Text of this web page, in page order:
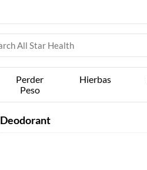
Perder
Peso
Hierbas
Deodorant